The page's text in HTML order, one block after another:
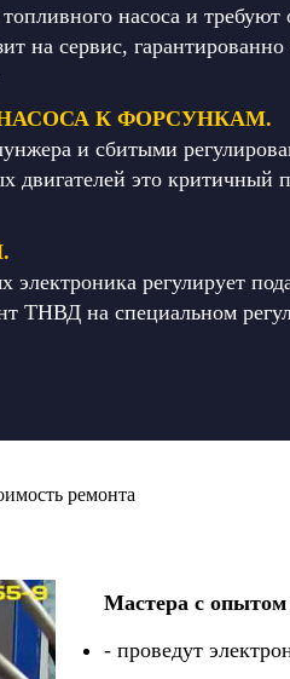
насоса и
на сервис,
К ФОРСУНКАМ.
и сбитыми
двигателей это критичный
электроника регулирует
ТНВД на специальном
ремонта
Мастера с опытом
- проведут